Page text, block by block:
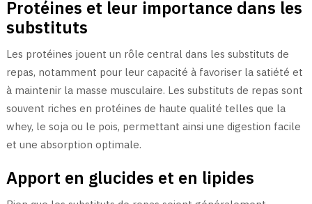
Protéines et leur importance dans les
substituts
Les protéines jouent un rôle central dans les substituts de
repas, notamment pour leur capacité à favoriser la satiété et
à maintenir la masse musculaire. Les substituts de repas sont
souvent riches en protéines de haute qualité telles que la
whey, le soja ou le pois, permettant ainsi une digestion facile
et une absorption optimale.
Apport en glucides et en lipides